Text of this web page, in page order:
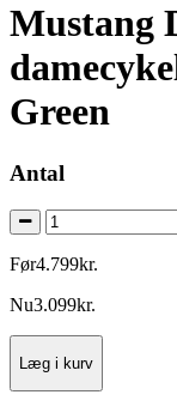
Mustang
Green
Antal
Før4.799kr.
Nu3.099kr.
Læg i kurv